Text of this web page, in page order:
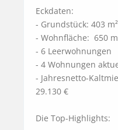
Eckdaten:
- Grundstück: 403 m²
- Wohnfläche:  650
- 6 Leerwohnungen
- 4 Wohnungen
- Jahresnetto-
29.130 €
Die Top-Highlights: